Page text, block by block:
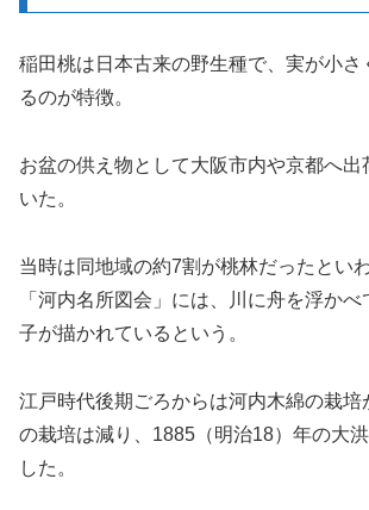
稲田桃は日本古来の野生種で、実が小さ
るのが特徴。
お盆の供え物として大阪市内や京都へ出
いた。
当時は同地域の約7割が桃林だったとい
「河内名所図会」には、川に舟を浮か
子が描かれているという。
江戸時代後期ごろからは河内木綿の栽培
の栽培は減り、1885（明治18）年の大
した。